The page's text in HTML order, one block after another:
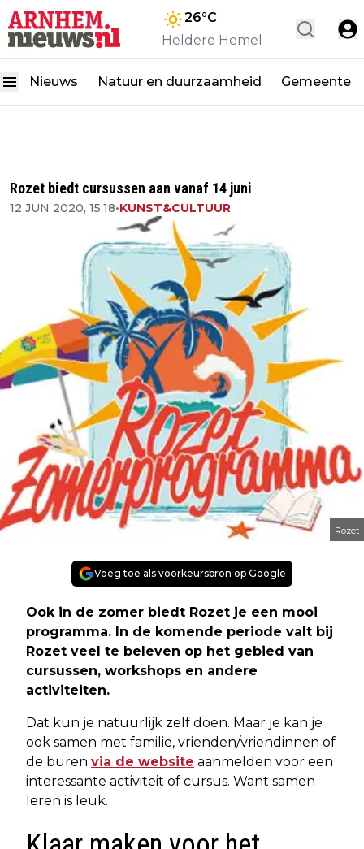
26°C
Heldere Hemel
Nieuws Natuur en duurzaamheid Gemeente
Rozet biedt cursussen aan vanaf 14 juni
12 JUN 2020, 15:18•KUNST&CULTUUR
Rozet
Voeg toe als voorkeursbron op Google
Ook in de zomer biedt Rozet je een mooi
programma. In de komende periode valt bij
Rozet veel te beleven op het gebied van
cursussen, workshops en andere
activiteiten.
Dat kun je natuurlijk zelf doen. Maar je kan je
ook samen met familie, vrienden/vriendinnen of
de buren via de website aanmelden voor een
interessante activiteit of cursus. Want samen
leren is leuk.